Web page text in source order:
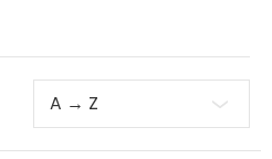
Trier